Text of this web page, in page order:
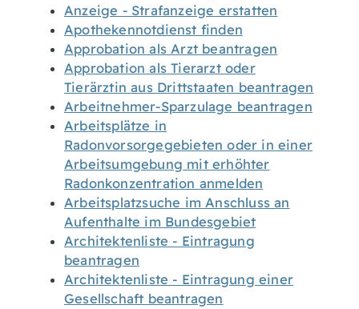
Anzeige - Strafanzeige erstatten
Apothekennotdienst finden
Approbation als Arzt beantragen
Approbation als Tierarzt oder
Tierärztin aus Drittstaaten beantragen
Arbeitnehmer-Sparzulage beantragen
Arbeitsplätze in
Radonvorsorgegebieten oder in einer
Arbeitsumgebung mit erhöhter
Radonkonzentration anmelden
Arbeitsplatzsuche im Anschluss an
Aufenthalte im Bundesgebiet
Architektenliste - Eintragung
beantragen
Architektenliste - Eintragung einer
Gesellschaft beantragen